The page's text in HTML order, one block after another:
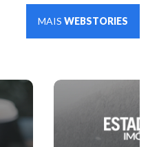
MAIS WEBSTORIES